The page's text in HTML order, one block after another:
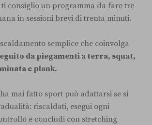
ti consiglio un programma da fare tre
in sessioni brevi di trenta minuti.
semplice che coinvolga
da piegamenti a terra, squat,
e plank.
mai fatto sport può adattarsi se si
riscaldati, esegui ogni
e concludi con stretching